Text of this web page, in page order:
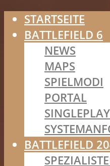
STARTSEITE
BATTLEFIELD 6
NEWS
MAPS
SPIELMODI
PORTAL
BATTLEFIELD